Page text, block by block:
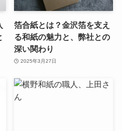
箔合紙とは？金沢箔を支え
る和紙の魅力と、弊社との
深い関わり
2025年3月27日